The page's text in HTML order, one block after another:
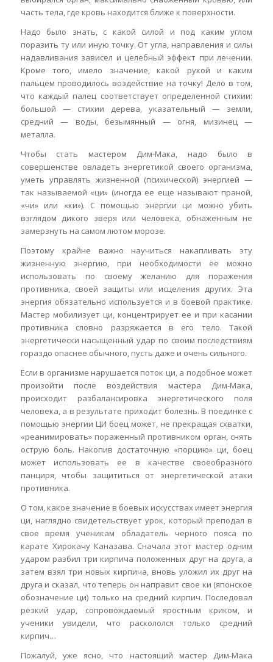
часть тела, где кровь находится ближе к поверхности.
Надо было знать, с какой силой и под каким углом
поразить ту или иную точку. От угла, направления и силы
надавливания зависел и целебный эффект при лечении.
Кроме того, имело значение, какой рукой и каким
пальцем проводилось воздействие на точку! Дело в том,
что каждый палец соответствует определенной стихии:
большой — стихии дерева, указательный — земли,
средний — воды, безымянный — огня, мизинец —
металла.
Чтобы стать мастером Дим-Мака, надо было в
совершенстве овладеть энергетикой своего организма,
уметь управлять жизненной (психической) энергией —
так называемой «ци» (иногда ее еще называют праной,
«чи» или «ки»). С помощью энергии ци можно убить
взглядом дикого зверя или человека, обнаженным не
замерзнуть на самом лютом морозе.
Поэтому крайне важно научиться накапливать эту
жизненную энергию, при необходимости ее можно
использовать по своему желанию для поражения
противника, своей защиты или исцеления других. Эта
энергия обязательно используется и в боевой практике.
Мастер мобилизует ци, концентрирует ее и при касании
противника словно разряжается в его тело. Такой
энергетически насыщенный удар по своим последствиям
гораздо опаснее обычного, пусть даже и очень сильного.
Если в организме нарушается поток ци, а подобное может
произойти после воздействия мастера Дим-Мака,
происходит разбалансировка энергетического поля
человека, а в результате приходит болезнь. В поединке с
помощью энергии ЦИ боец может, не прекращая схватки,
«реанимировать» пораженный противником орган, снять
острую боль. Накопив достаточную «порцию» ци, боец
может использовать ее в качестве своеобразного
панциря, чтобы защититься от энергетической атаки
противника.
О том, какое значение в боевых искусствах имеет энергия
ци, наглядно свидетельствует урок, который преподал в
свое время ученикам обладатель черного пояса по
карате Хирокачу Каназава. Сначала этот мастер одним
ударом разбил три кирпича положенных друг на друга, а
затем взял три новых кирпича, вновь уложил их друг на
друга и сказал, что теперь он направит свое ки (японское
обозначение ци) только на средний кирпич. Последовал
резкий удар, сопровождаемый яростным криком, и
ученики увидели, что раскололся только средний
кирпич…
Пожалуй, уже ясно, что настоящий мастер Дим-Мака